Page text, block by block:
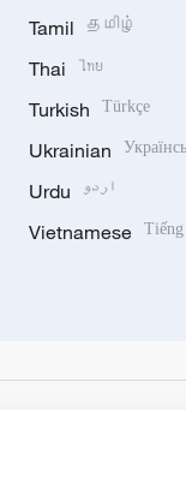
Tamil தமிழ்
Thai ไทย
Turkish Türkçe
Ukrainian
Urdu اردو
Vietnamese